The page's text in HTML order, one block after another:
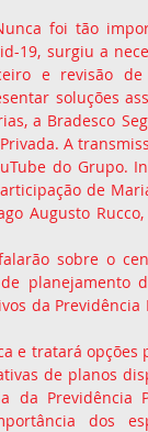
foi tão
19, surgiu a
e revisão
soluções
a Bradesco
A
do Grupo.
de
Augusto
sobre o
planejamento
da Previdência
e tratará opções
de planos
da Previdência
dos